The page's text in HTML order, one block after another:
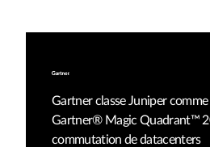
Gartner classe Juniper comme
Gartner® Magic Quadrant™
commutation de datacenters